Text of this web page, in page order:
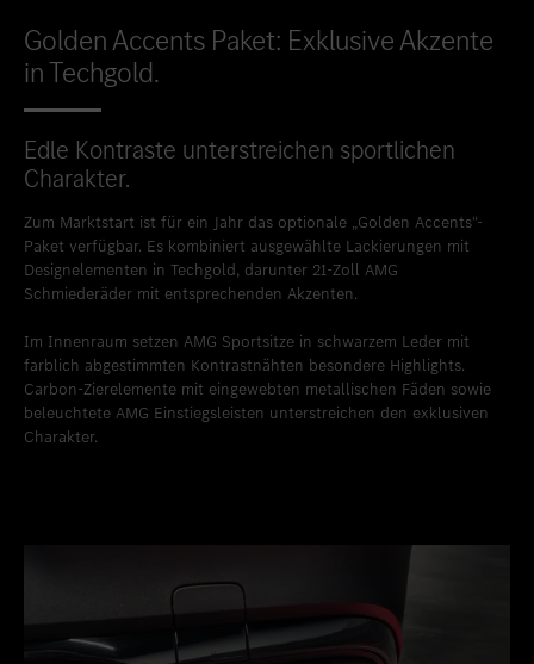
Golden Accents Paket: Exklusive Akzente
in Techgold.
Edle Kontraste unterstreichen sportlichen
Charakter.
Zum Marktstart ist für ein Jahr das optionale „Golden Accents“-
Paket verfügbar. Es kombiniert ausgewählte Lackierungen mit
Designelementen in Techgold, darunter 21-Zoll AMG
Schmiederäder mit entsprechenden Akzenten.
Im Innenraum setzen AMG Sportsitze in schwarzem Leder mit
farblich abgestimmten Kontrastnähten besondere Highlights.
Carbon-Zierelemente mit eingewebten metallischen Fäden sowie
beleuchtete AMG Einstiegsleisten unterstreichen den exklusiven
Charakter.